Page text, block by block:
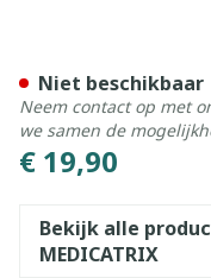
€ 19,90
Niet beschikbaar
Neem contact op met
we samen de
Bekijk alle
MEDICATRIX